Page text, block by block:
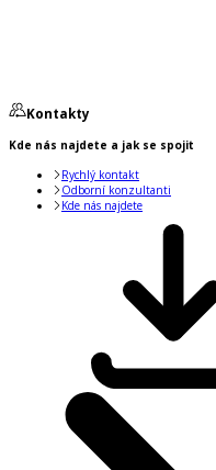
Kontakty
Kde nás najdete a jak se spojit
Rychlý kontakt
Odborní konzultanti
Kde nás najdete